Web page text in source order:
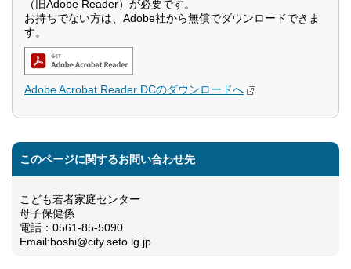
（旧Adobe Reader）が必要です。
お持ちでない方は、Adobe社から無償でダウンロードできま
す。
Adobe Acrobat Reader DCのダウンロードへ
このページに関するお問い合わせ先
こども若者家庭センター
母子保健係
電話：0561-85-5090
Email:boshi@city.seto.lg.jp